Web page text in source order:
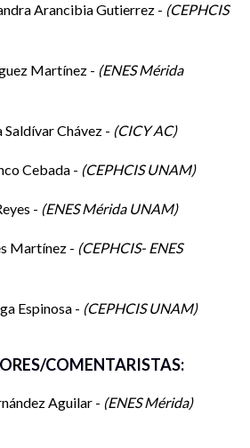
Arancibia Gutierrez - CEPHCIS
Martínez - ENES Mérida
Chávez - CICY AC
Cebada - CEPHCIS UNAM
- ENES Mérida UNAM
Martínez - CEPHCIS- ENES
Espinosa - CEPHCIS UNAM
COMENTARISTAS:
Aguilar - ENES Mérida